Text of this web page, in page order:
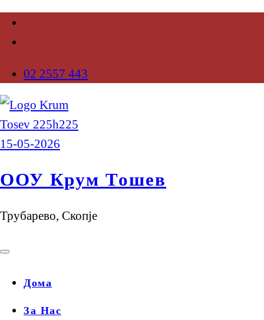
02 2557 443
ООУ Крум Тошев
Трубарево, Скопје
Дома
За Нас